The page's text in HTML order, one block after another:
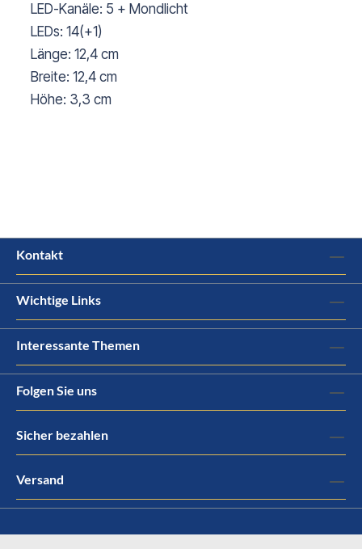
LED-Kanäle: 5 + Mondlicht
LEDs: 14(+1)
Länge: 12,4 cm
Breite: 12,4 cm
Höhe: 3,3 cm
Kontakt
Wichtige Links
Interessante Themen
Folgen Sie uns
Sicher bezahlen
Versand